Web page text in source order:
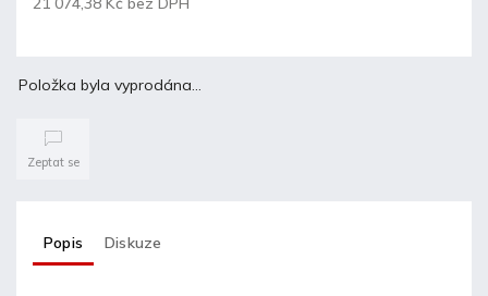
Položka byla vyprodána…
Zeptat se
Popis Diskuze